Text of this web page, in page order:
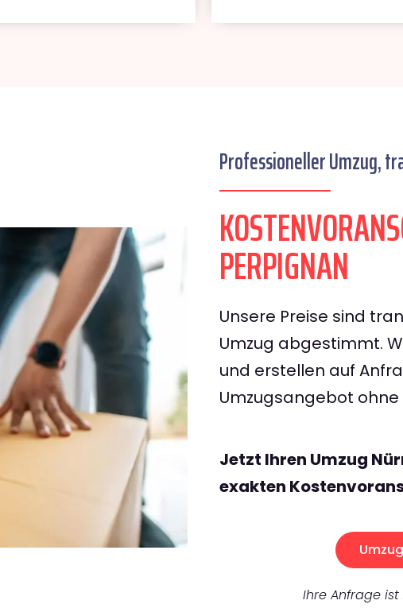
Professioneller Umzug,
PERPIGNAN
Unsere Preise sind
Umzug abgestimmt.
und erstellen auf
Umzugsangebot
Jetzt Ihren Umzug
exakten
Ihre Anfrage ist